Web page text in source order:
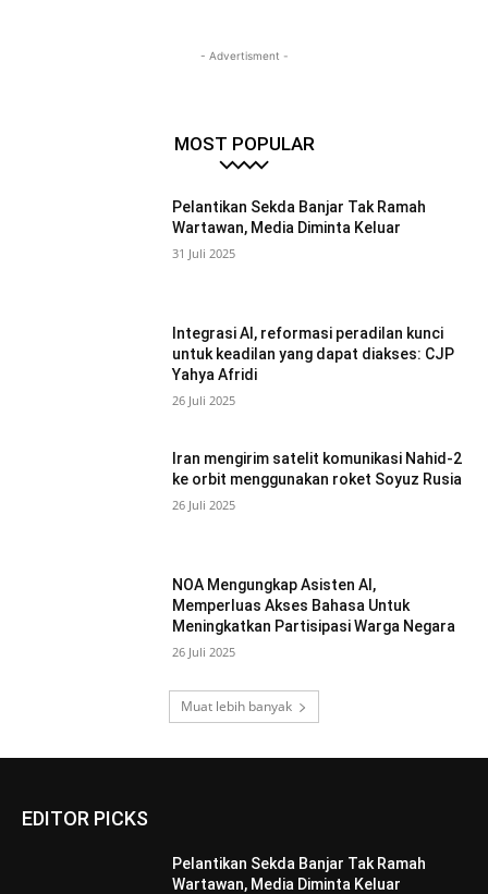
- Advertisment -
MOST POPULAR
Pelantikan Sekda Banjar Tak Ramah
Wartawan, Media Diminta Keluar
31 Juli 2025
Integrasi AI, reformasi peradilan kunci
untuk keadilan yang dapat diakses: CJP
Yahya Afridi
26 Juli 2025
Iran mengirim satelit komunikasi Nahid-2
ke orbit menggunakan roket Soyuz Rusia
26 Juli 2025
NOA Mengungkap Asisten AI,
Memperluas Akses Bahasa Untuk
Meningkatkan Partisipasi Warga Negara
26 Juli 2025
Muat lebih banyak
EDITOR PICKS
Pelantikan Sekda Banjar Tak Ramah
Wartawan, Media Diminta Keluar